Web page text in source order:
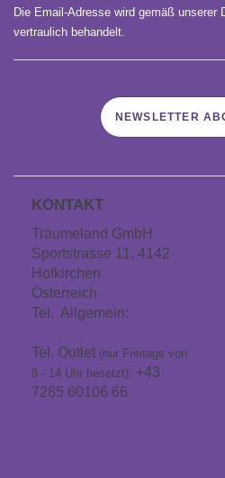
Die Email-Adresse wird gemäß unserer
vertraulich behandelt.
NEWSLETTER
KONTAKT
Träumeland GmbH
Sportstrasse 11, 4142
Hofkirchen
Österreich
Tel. Allgemein:
Tel. Outlet (nur Freitags von
8 - 14 Uhr besetzt): +43
7285 60106 66